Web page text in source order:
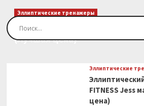
(Лучшая
Эллиптические тренажеры
Эллиптический тренажер
(Лучшая цена)
Эллиптические
FITNESS Jess
цена)